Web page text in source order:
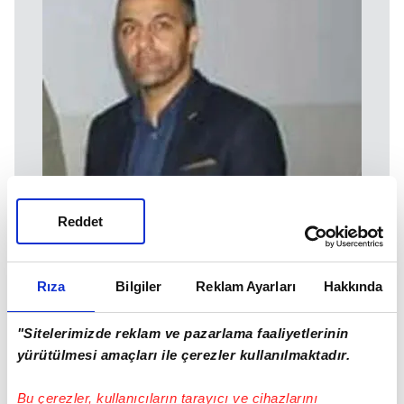
Rıza Bilgiler Reklam Ayarları Hakkında
"Sitelerimizde reklam ve pazarlama faaliyetlerinin
yürütülmesi amaçları ile çerezler kullanılmaktadır.
Bu çerezler, kullanıcıların tarayıcı ve cihazlarını
Reddet